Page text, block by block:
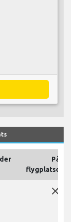
På
close